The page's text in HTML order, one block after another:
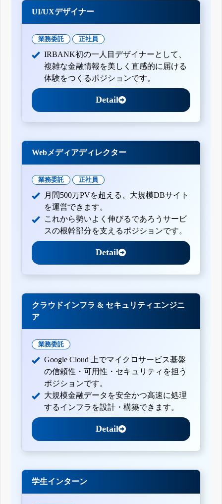
UI/UXデザイナー
業務委託 正社員
IRBANK初の一人目デザイナーとして、
複雑な金融情報を美しく直感的に届ける
体験をつくるポジションです。
Detail
Webメディアディレクター
業務委託 正社員
月間500万PVを超える、大規模DBサイト
を運営できます。
これから勢いよく伸びるであろうサービ
スの根幹部分を支えるポジションです。
Detail
クラウドインフラ & セキュリティエンジニ
ア
業務委託
Google Cloud 上でマイクロサービス基盤
の信頼性・可用性・セキュリティを担う
ポジションです。
大規模金融データを安全かつ高速に処理
するインフラを設計・構築できます。
Detail
学生インターン